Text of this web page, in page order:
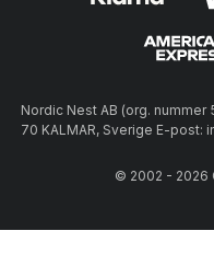
Nordic Nest AB (org.
70 KALMAR, Sverige E-
© 2002 - 2026